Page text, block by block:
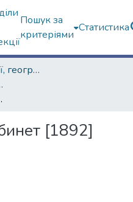
Пошук за
критеріями
Статистика
Факультет геології, географіії, рекреації і туризму
школи
[1892]
[1892]